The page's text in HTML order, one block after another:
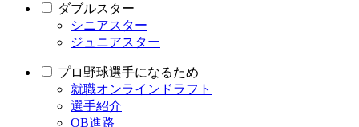
ダブルスター
シニアスター
ジュニアスター
プロ野球選手になるため
就職オンラインドラフト
選手紹介
OB進路